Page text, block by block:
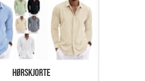
hørskjorte